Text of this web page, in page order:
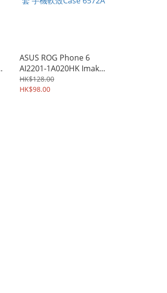
ASUS ROG Phone 6
AI2201-1A020HK Imak
UX-5系列 全透明 保護軟
套 手機軟殼Case 6572A
HK$128.00
HK$98.00